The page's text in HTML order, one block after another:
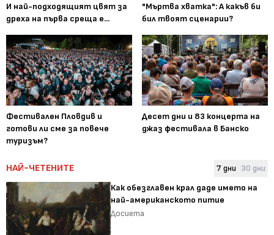
И най-подходящият цвят за
дреха на първа среща е...
"Мъртва хватка": А какъв би
бил твоят сценарии?
Фестивален Пловдив и
готови ли сме за повече
туризъм?
Десет дни и 83 концерта на
джаз фестивала в Банско
НАЙ-ЧЕТЕНИТЕ 7 дни 30 дни
Как обезглавен крал даде името на
най-американското питие
Досиета